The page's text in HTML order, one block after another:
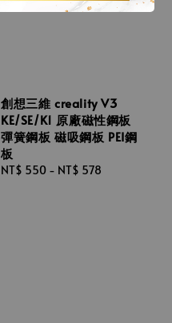
創想三維 creality V3
KE/SE/K1 原廠磁性鋼板
彈簧鋼板 磁吸鋼板 PEI鋼
板
Regular
NT$ 550 - NT$ 578